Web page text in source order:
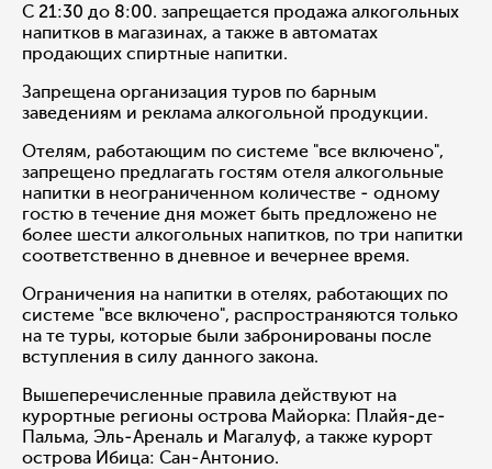
С 21:30 до 8:00. запрещается продажа алкогольных
напитков в магазинах, а также в автоматах
продающих спиртные напитки.
Запрещена организация туров по барным
заведениям и реклама алкогольной продукции.
Отелям, работающим по системе "все включено",
запрещено предлагать гостям отеля алкогольные
напитки в неограниченном количестве - одному
гостю в течение дня может быть предложено не
более шести алкогольных напитков, по три напитки
соответственно в дневное и вечернее время.
Ограничения на напитки в отелях, работающих по
системе "все включено", распространяются только
на те туры, которые были забронированы после
вступления в силу данного закона.
Вышеперечисленные правила действуют на
курортные регионы острова Майорка: Плайя-де-
Пальма, Эль-Ареналь и Магалуф, а также курорт
острова Ибица: Сан-Антонио.